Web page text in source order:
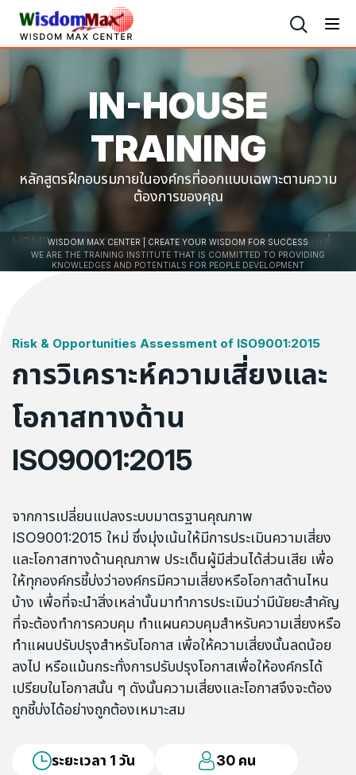
IN-HOUSE
TRAINING
หลักสูตรฝึกอบรมภายในองค์กรที่ออกแบบเฉพาะตามความ
ต้องการของคุณ
HOME IN-HOUSE TRAINING การวิเคราะห์ความเสี่ยงและโอกาสทางด้าน ISO9001:2015
WISDOM MAX CENTER | CREATE YOUR WISDOM FOR SUCCESS
WE ARE THE TRAINING INSTITUTE THAT IS COMMITTED TO PROVIDING
KNOWLEDGES AND POTENTIALS FOR PEOPLE DEVELOPMENT
Risk & Opportunities Assessment of ISO9001:2015
การวิเคราะห์ความเสี่ยงและ
โอกาสทางด้าน
ISO9001:2015
จากการเปลี่ยนแปลงระบบมาตรฐานคุณภาพ
ISO9001:2015 ใหม่ ซึ่งมุ่งเน้นให้มีการประเมินความเสี่ยง
และโอกาสทางด้านคุณภาพ ประเด็นผู้มีส่วนได้ส่วนเสีย เพื่อ
ให้ทุกองค์กรชี้บ่งว่าองค์กรมีความเสี่ยงหรือโอกาสด้านไหน
บ้าง เพื่อที่จะนำสิ่งเหล่านั้นมาทำการประเมินว่ามีนัยยะสำคัญ
ที่จะต้องทำการควบคุม ทำแผนควบคุมสำหรับความเสี่ยงหรือ
ทำแผนปรับปรุงสำหรับโอกาส เพื่อให้ความเสี่ยงนั้นลดน้อย
ลงไป หรือแม้นกระทั่งการปรับปรุงโอกาสเพื่อให้องค์กรได้
เปรียบในโอกาสนั้น ๆ ดังนั้นความเสี่ยงและโอกาสจึงจะต้อง
ถูกชี้บ่งได้อย่างถูกต้องเหมาะสม
ระยะเวลา 1 วัน
30 คน